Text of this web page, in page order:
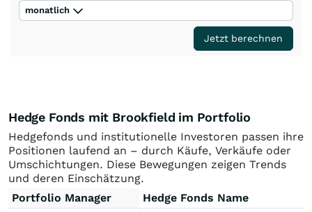
monatlich
Jetzt berechnen
Hedge Fonds mit Brookfield im Portfolio
Hedgefonds und institutionelle Investoren passen ihre
Positionen laufend an – durch Käufe, Verkäufe oder
Umschichtungen. Diese Bewegungen zeigen Trends
und deren Einschätzung.
Portfolio Manager
Hedge Fonds Name